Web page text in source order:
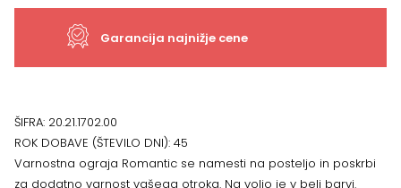
Garancija najnižje cene
ŠIFRA: 20.21.1702.00
ROK DOBAVE (ŠTEVILO DNI): 45
Varnostna ograja Romantic se namesti na posteljo in poskrbi
za dodatno varnost vašega otroka. Na voljo je v beli barvi.